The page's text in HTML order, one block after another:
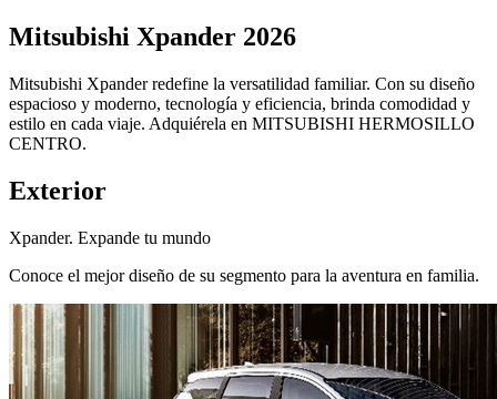
Mitsubishi Xpander 2026
Mitsubishi Xpander redefine la versatilidad familiar. Con su diseño
espacioso y moderno, tecnología y eficiencia, brinda comodidad y
estilo en cada viaje. Adquiérela en MITSUBISHI HERMOSILLO
CENTRO.
Exterior
Xpander. Expande tu mundo
Conoce el mejor diseño de su segmento para la aventura en familia.